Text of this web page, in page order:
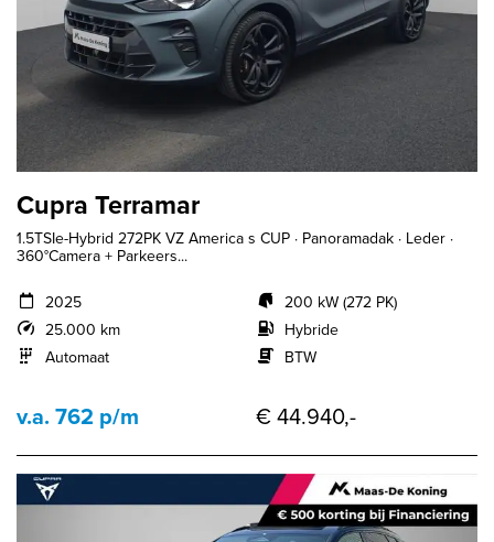
Cupra Terramar
1.5TSIe-Hybrid 272PK VZ America s CUP · Panoramadak · Leder ·
360°Camera + Parkeers...
2025
25.000 km
Automaat
200 kW (272 PK)
Hybride
BTW
v.a. 762 p/m € 44.940,-